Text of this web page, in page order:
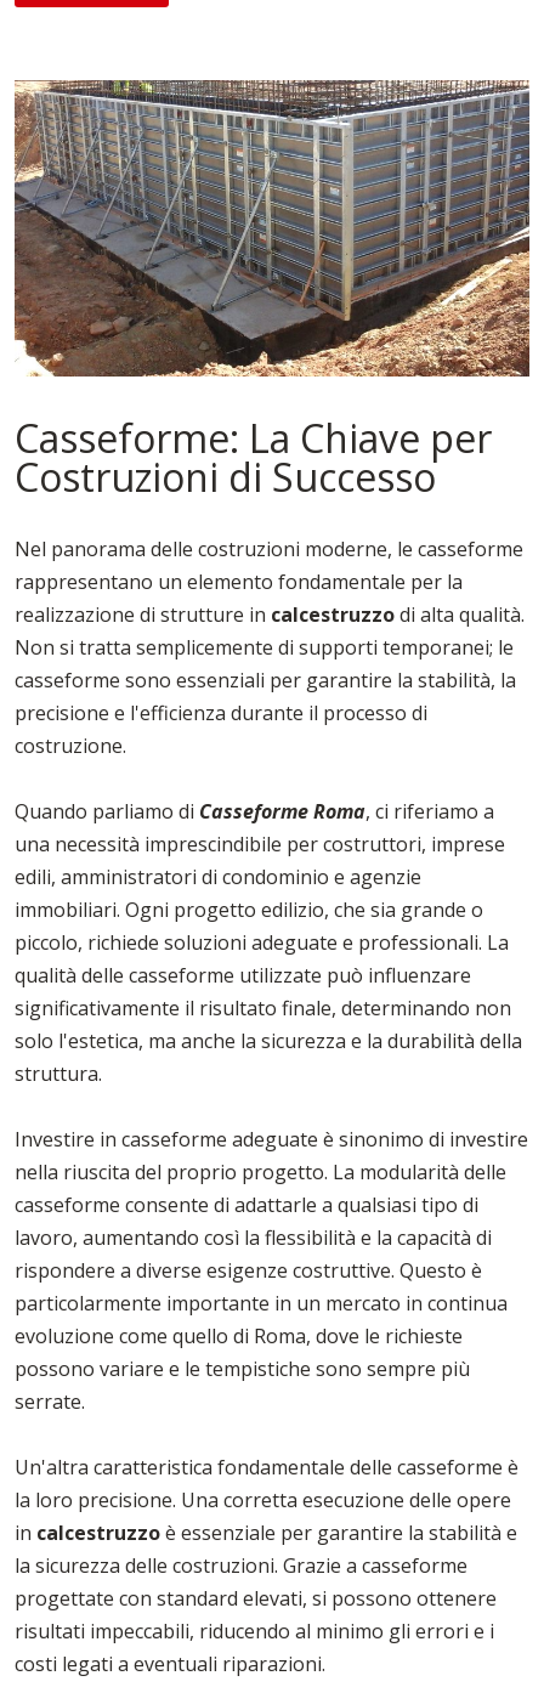
Casseforme: La Chiave per
Costruzioni di Successo
Nel panorama delle costruzioni moderne, le casseforme
rappresentano un elemento fondamentale per la
realizzazione di strutture in calcestruzzodi alta qualità.
Non si tratta semplicemente di supporti temporanei; le
casseforme sono essenziali per garantire la stabilità, la
precisione e l'efficienza durante il processo di
costruzione.
Quando parliamo di Casseforme Roma, ci riferiamo a
una necessità imprescindibile per costruttori, imprese
edili, amministratori di condominio e agenzie
immobiliari. Ogni progetto edilizio, che sia grande o
piccolo, richiede soluzioni adeguate e professionali. La
qualità delle casseforme utilizzate può influenzare
significativamente il risultato finale, determinando non
solo l'estetica, ma anche la sicurezza e la durabilità della
struttura.
Investire in casseforme adeguate è sinonimo di investire
nella riuscita del proprio progetto. La modularità delle
casseforme consente di adattarle a qualsiasi tipo di
lavoro, aumentando così la flessibilità e la capacità di
rispondere a diverse esigenze costruttive. Questo è
particolarmente importante in un mercato in continua
evoluzione come quello di Roma, dove le richieste
possono variare e le tempistiche sono sempre più
serrate.
Un'altra caratteristica fondamentale delle casseforme è
la loro precisione. Una corretta esecuzione delle opere
in calcestruzzoè essenziale per garantire la stabilità e
la sicurezza delle costruzioni. Grazie a casseforme
progettate con standard elevati, si possono ottenere
risultati impeccabili, riducendo al minimo gli errori e i
costi legati a eventuali riparazioni.